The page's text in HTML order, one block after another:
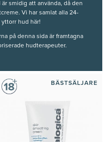
smidig att använda, då den
Vi har samlat alla 24-
hud här!
på denna sida är framtagna
hudterapeuter.
BÄSTSÄLJARE